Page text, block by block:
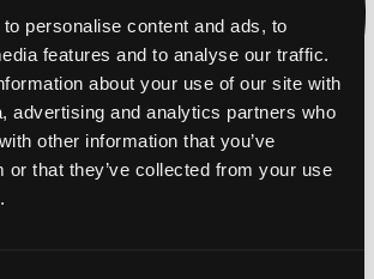
personalise content and ads, to
features and to analyse our traffic.
about your use of our site with
advertising and analytics partners who
other information that you’ve
or that they’ve collected from your use